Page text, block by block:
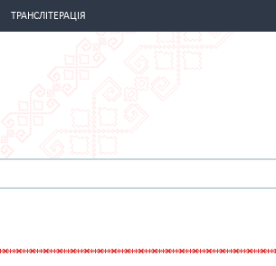
ТРАНСЛІТЕРАЦІЯ